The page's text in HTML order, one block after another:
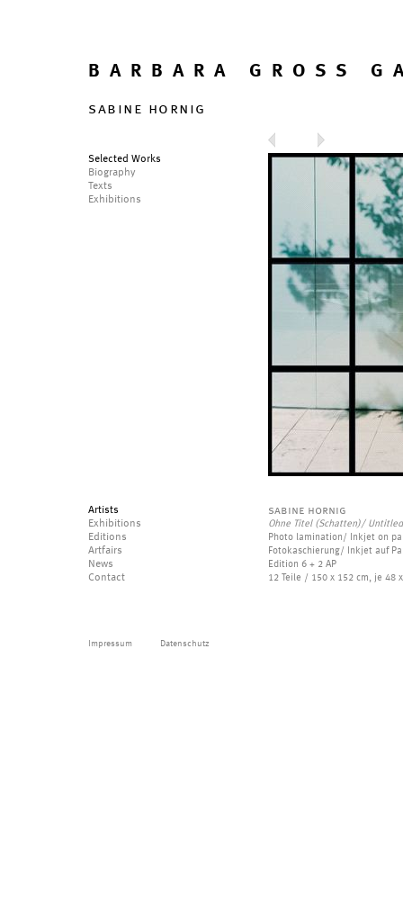
BARBARA GROSS
sabine hornig
Selected Works
Biography
Texts
Exhibitions
Artists
Exhibitions
Editions
Artfairs
News
Contact
sabine hornig
Ohne Titel (Schatten)/
Photo lamination/ Inkjet on
Fotokaschierung/ Inkjet auf
Edition 6 + 2 AP
12 Teile / 150 x 152 cm, je 48
Impressum Datenschutz